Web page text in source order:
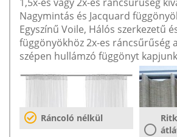
Nagymintás és Jacquard
Egyszínű Voile, Hálós szerkezetű
függönyökhöz 2x-es ráncsűrűség
szépen hullámzó függönyt
Ráncoló nélkül